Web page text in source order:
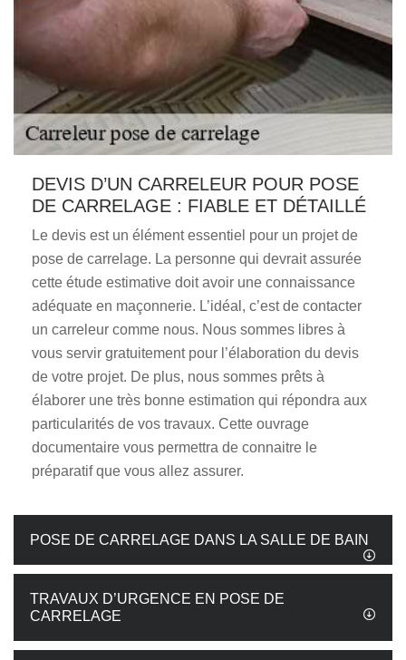
DEVIS D’UN CARRELEUR POUR POSE
DE CARRELAGE : FIABLE ET DÉTAILLÉ
Le devis est un élément essentiel pour un projet de
pose de carrelage. La personne qui devrait assurée
cette étude estimative doit avoir une connaissance
adéquate en maçonnerie. L’idéal, c’est de contacter
un carreleur comme nous. Nous sommes libres à
vous servir gratuitement pour l’élaboration du devis
de votre projet. De plus, nous sommes prêts à
élaborer une très bonne estimation qui répondra aux
particularités de vos travaux. Cette ouvrage
documentaire vous permettra de connaitre le
préparatif que vous allez assurer.
POSE DE CARRELAGE DANS LA SALLE DE BAIN
TRAVAUX D’URGENCE EN POSE DE
CARRELAGE